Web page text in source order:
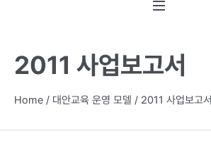
2011 사업보고서
Home / 대안교육 운영 모델 / 2011 사업보고서